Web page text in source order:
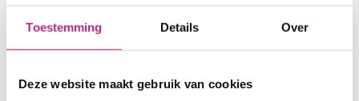
Toestemming Details Over
Deze website maakt gebruik van cookies
Maak kennis met Liftintermediair